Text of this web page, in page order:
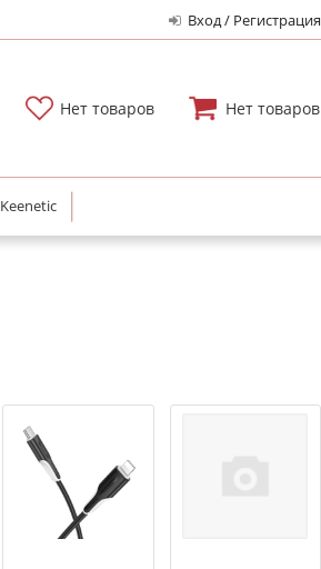
Вход / Регистрация
Нет товаров Нет товаров
Keenetic